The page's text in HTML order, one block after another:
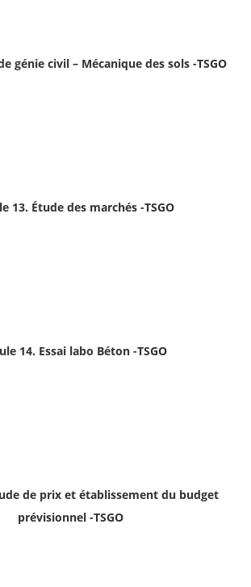
génie civil – Mécanique des sols -TSGO
13. Étude des marchés -TSGO
14. Essai labo Béton -TSGO
de prix et établissement du budget
prévisionnel -TSGO